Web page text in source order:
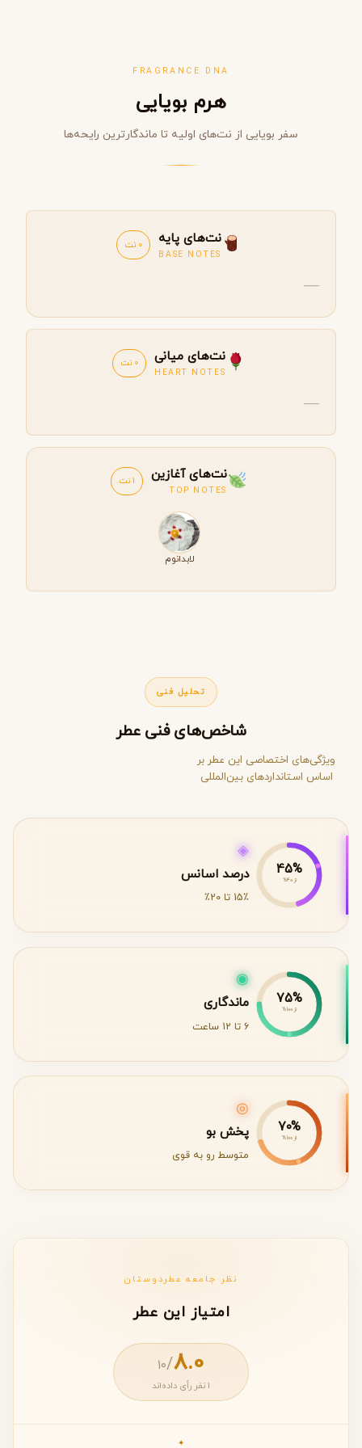
FRAGRANCE DNA
هرم بویایی
سفر بویایی از نت‌های اولیه تا ماندگارترین رایحه‌ها
نت‌های پایه
BASE NOTES
0 نت
—
نت‌های میانی
HEART NOTES
0 نت
—
نت‌های آغازین
TOP NOTES
1 نت
لابدانوم
تحلیل فنی
شاخص‌های فنی عطر
ویژگی‌های اختصاصی این عطر بر
اساس استانداردهای بین‌المللی
45%
از 40%
◈
درصد اسانس
15٪ تا 20٪
75%
از 100%
◉
ماندگاری
6 تا 12 ساعت
70%
از 100%
◎
پخش بو
متوسط رو به قوی
نظر جامعه عطردوستان
امتیاز این عطر
8.0
/۱۰
1 نفر رأی داده‌اند
✦